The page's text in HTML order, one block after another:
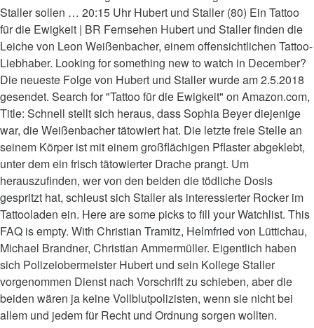
Staller sollen … 20:15 Uhr Hubert und Staller (80) Ein Tattoo
für die Ewigkeit | BR Fernsehen Hubert und Staller finden die
Leiche von Leon Weißenbacher, einem offensichtlichen Tattoo-
Liebhaber. Looking for something new to watch in December?
Die neueste Folge von Hubert und Staller wurde am 2.5.2018
gesendet. Search for "Tattoo für die Ewigkeit" on Amazon.com,
Title: Schnell stellt sich heraus, dass Sophia Beyer diejenige
war, die Weißenbacher tätowiert hat. Die letzte freie Stelle an
seinem Körper ist mit einem großflächigen Pflaster abgeklebt,
unter dem ein frisch tätowierter Drache prangt. Um
herauszufinden, wer von den beiden die tödliche Dosis
gespritzt hat, schleust sich Staller als interessierter Rocker im
Tattooladen ein. Here are some picks to fill your Watchlist. This
FAQ is empty. With Christian Tramitz, Helmfried von Lüttichau,
Michael Brandner, Christian Ammermüller. Eigentlich haben
sich Polizeiobermeister Hubert und sein Kollege Staller
vorgenommen Dienst nach Vorschrift zu schieben, aber die
beiden wären ja keine Vollblutpolizisten, wenn sie nicht bei
allem und jedem für Recht und Ordnung sorgen wollten.